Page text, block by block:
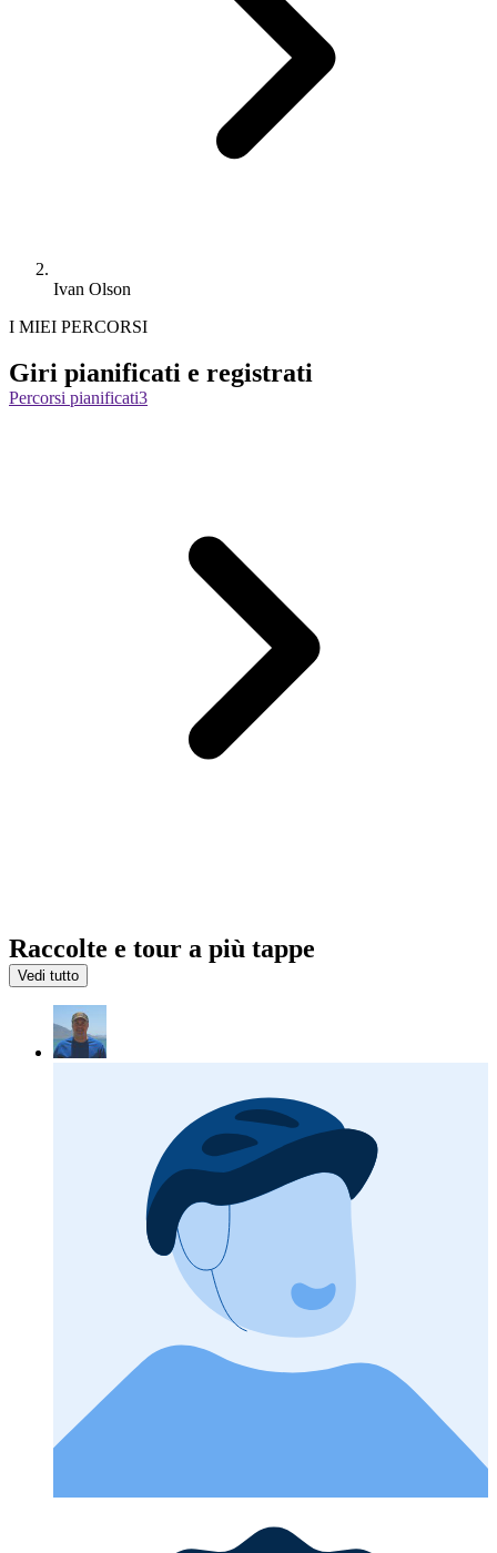
Ivan Olson
I MIEI PERCORSI
Giri pianificati e registrati
Percorsi pianificati3
Raccolte e tour a più tappe
Vedi tutto